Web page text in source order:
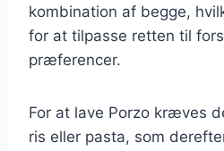
kombination af begge,
for at tilpasse retten til
præferencer.
For at lave Porzo kræves
ris eller pasta, som